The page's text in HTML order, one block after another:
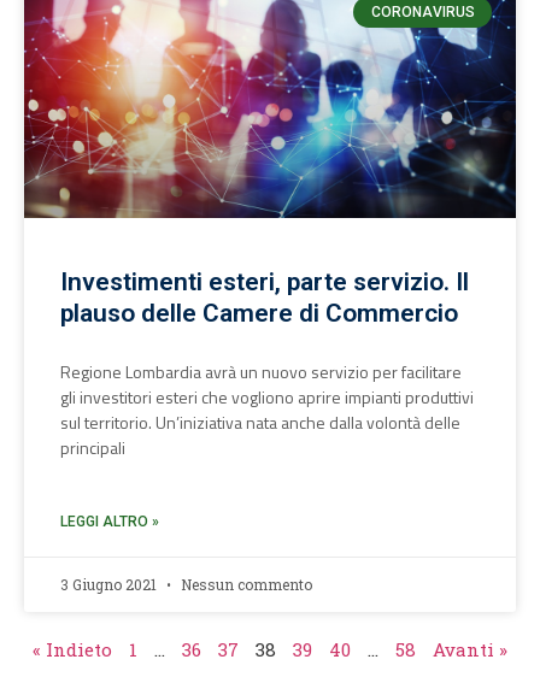
CORONAVIRUS
Investimenti esteri, parte servizio. Il
plauso delle Camere di Commercio
Regione Lombardia avrà un nuovo servizio per facilitare
gli investitori esteri che vogliono aprire impianti produttivi
sul territorio. Un’iniziativa nata anche dalla volontà delle
principali
LEGGI ALTRO »
3 Giugno 2021 Nessun commento
« Indieto 1 … 36 37 38 39 40 … 58 Avanti »